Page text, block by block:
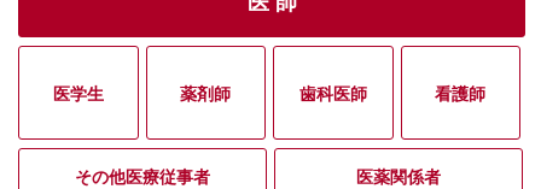
医学生 薬剤師 歯科医師 看護師
その他医療従事者 医薬関係者